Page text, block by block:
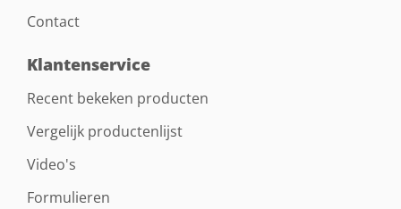
Contact
Klantenservice
Recent bekeken producten
Vergelijk productenlijst
Video's
Formulieren